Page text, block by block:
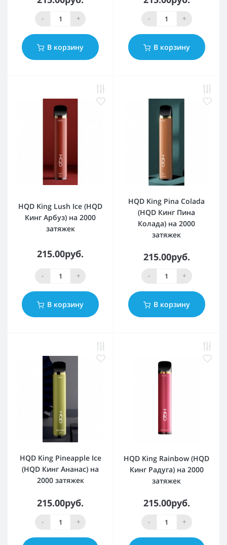
- +
В корзину
- +
В корзину
HQD King Lush Ice (HQD
Кинг Арбуз) на 2000
затяжек
215.00руб.
- +
В корзину
HQD King Pina Colada
(HQD Кинг Пина
Колада) на 2000
затяжек
215.00руб.
- +
В корзину
HQD King Pineapple Ice
(HQD Кинг Ананас) на
2000 затяжек
215.00руб.
- +
HQD King Rainbow (HQD
Кинг Радуга) на 2000
затяжек
215.00руб.
- +